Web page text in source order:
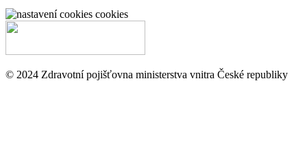
cookies
© 2024 Zdravotní pojišťovna ministerstva vnitra České republiky